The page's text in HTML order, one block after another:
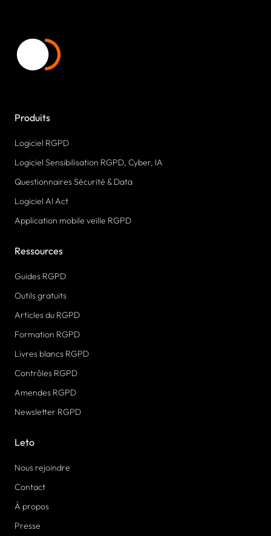
Produits
Logiciel RGPD
Logiciel Sensibilisation RGPD, Cyber, IA
Questionnaires Sécurité & Data
Logiciel AI Act
Application mobile veille RGPD
Ressources
Guides RGPD
Outils gratuits
Articles du RGPD
Formation RGPD
Livres blancs RGPD
Contrôles RGPD
Amendes RGPD
Newsletter RGPD
Leto
Nous rejoindre
Contact
À propos
Presse